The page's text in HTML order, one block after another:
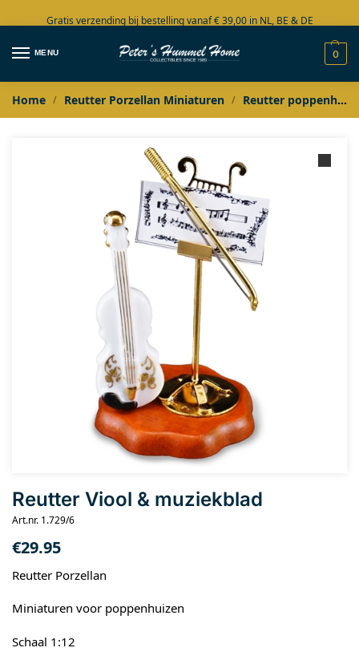
Gratis verzending bij bestelling vanaf € 39,00 in NL, BE & DE
Grote collectie in voorraad
MENU 0
Home / Reutter Porzellan Miniaturen / Reutter poppenhuis miniaturen
Reutter Viool & muziekblad
Art.nr. 1.729/6
€29.95
Reutter Porzellan
Miniaturen voor poppenhuizen
Schaal 1:12